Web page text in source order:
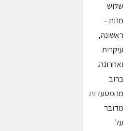
שלוש
מנות –
ראשונה,
עיקרית
ואחרונה.
ברוב
מהמסעדות
מדובר
על